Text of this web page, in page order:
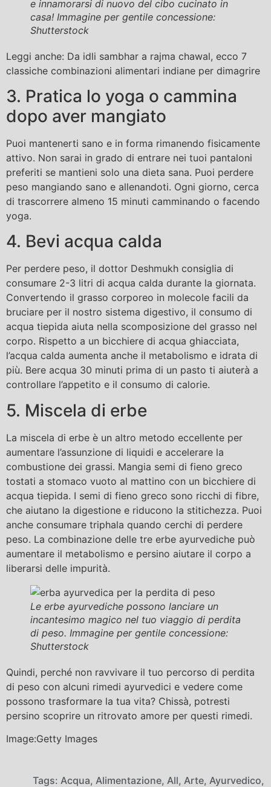
e innamorarsi di nuovo del cibo cucinato in
casa! Immagine per gentile concessione:
Shutterstock
Leggi anche: Da idli sambhar a rajma chawal, ecco 7
classiche combinazioni alimentari indiane per dimagrire
3. Pratica lo yoga o cammina
dopo aver mangiato
Puoi mantenerti sano e in forma rimanendo fisicamente
attivo. Non sarai in grado di entrare nei tuoi pantaloni
preferiti se mantieni solo una dieta sana. Puoi perdere
peso mangiando sano e allenandoti. Ogni giorno, cerca
di trascorrere almeno 15 minuti camminando o facendo
yoga.
4. Bevi acqua calda
Per perdere peso, il dottor Deshmukh consiglia di
consumare 2-3 litri di acqua calda durante la giornata.
Convertendo il grasso corporeo in molecole facili da
bruciare per il nostro sistema digestivo, il consumo di
acqua tiepida aiuta nella scomposizione del grasso nel
corpo. Rispetto a un bicchiere di acqua ghiacciata,
l’acqua calda aumenta anche il metabolismo e idrata di
più. Bere acqua 30 minuti prima di un pasto ti aiuterà a
controllare l’appetito e il consumo di calorie.
5. Miscela di erbe
La miscela di erbe è un altro metodo eccellente per
aumentare l’assunzione di liquidi e accelerare la
combustione dei grassi. Mangia semi di fieno greco
tostati a stomaco vuoto al mattino con un bicchiere di
acqua tiepida. I semi di fieno greco sono ricchi di fibre,
che aiutano la digestione e riducono la stitichezza. Puoi
anche consumare triphala quando cerchi di perdere
peso. La combinazione delle tre erbe ayurvediche può
aumentare il metabolismo e persino aiutare il corpo a
liberarsi delle impurità.
Le erbe ayurvediche possono lanciare un
incantesimo magico nel tuo viaggio di perdita
di peso. Immagine per gentile concessione:
Shutterstock
Quindi, perché non ravvivare il tuo percorso di perdita
di peso con alcuni rimedi ayurvedici e vedere come
possono trasformare la tua vita? Chissà, potresti
persino scoprire un ritrovato amore per questi rimedi.
Image:Getty Images
Tags: Acqua, Alimentazione, All, Arte, Ayurvedico,